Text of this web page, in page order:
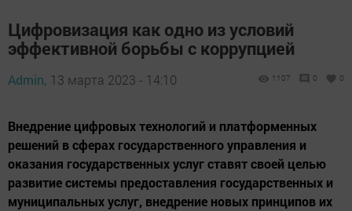
Цифровизация как одно из условий
эффективной борьбы с коррупцией
Admin, 13 марта 2023 - 14:10 1107 0 0
Внедрение цифровых технологий и платформенных
решений в сферах государственного управления и
оказания государственных услуг ставят своей целью
развитие системы предоставления государственных и
муниципальных услуг, внедрение новых принципов их